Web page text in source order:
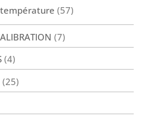
(57)
(7)
(4)
(25)